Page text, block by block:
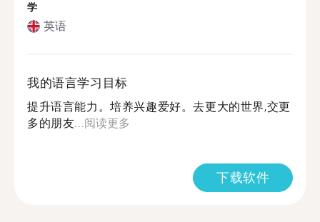
学
英语
我的语言学习目标
提升语言能力。培养兴趣爱好。去更大的世界,交更
多的朋友...阅读更多
下载软件